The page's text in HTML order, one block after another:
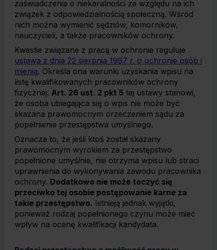
zaświadczenia o niekaralności ze względu na ich
związek z odpowiedzialnością społeczną. Wśród
nich można wymienić sędziów, komorników,
nauczycieli, a także pracowników ochrony.
Kwestie związane z pracą w ochronie reguluje
ustawa z dnia 22 sierpnia 1997 r. o ochronie osób i
mienia. Określa ona warunki uzyskania wpisu na
listę kwalifikowanych pracowników ochrony
fizycznej. Art. 26 ust. 2 pkt 5 tej ustawy stanowi,
że osoba ubiegająca się o wpis nie może być
skazana prawomocnym orzeczeniem sądu za
popełnienie przestępstwa umyślnego.
Oznacza to, że jeśli ktoś został skazany
prawomocnym wyrokiem za przestępstwo
popełnione umyślnie, nie otrzyma wpisu lub straci
uprawnienia do wykonywania zawodu pracownika
ochrony. Dodatkowo nie może toczyć się
przeciwko tej osobie postępowanie karne za
takie przestępstwo. Istnieją jednak wyjątki,
ponieważ rodzaj popełnionego czynu może mieć
wpływ na ocenę kwalifikacji kandydata.